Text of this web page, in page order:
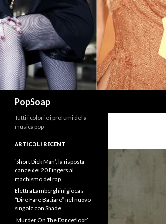
PopSoap
Tutti i colori e i profumi della
musica pop
ARTICOLI RECENTI
‘Short Dick Man’, la risposta
dance dei 20 Fingers al
machismo del rap
Elettra Lamborghini gioca a
“Dire Fare Baciare” nel nuovo
singolo con Shade
‘Murder On The Dancefloor’